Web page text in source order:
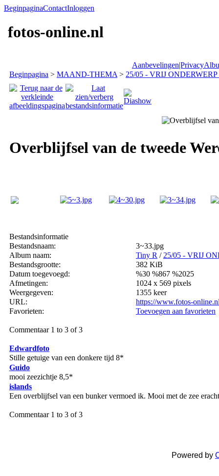
BeginpaginaContactInloggen
fotos-online.nl
Aanbevelingen|Privacy
Beginpagina > MAAND-THEMA > 25/05 - VRIJ ONDERWERP
Overblijfsel van de tweede
Bestandsinformatie
Bestandsnaam:
3~33.jpg
Album naam:
Tiny R / 25/05 - VRIJ
Bestandsgrootte:
382 KiB
Datum toegevoegd:
%30 %867 %2025
Afmetingen:
1024 x 569 pixels
Weergegeven:
1355 keer
URL:
https://www.fotos-
Favorieten:
Toevoegen aan favorieten
Commentaar 1 to 3 of 3
Edwardfoto
Stille getuige van een donkere tijd 8*
Guido
mooi zeezichtje 8,5*
islands
Een overblijfsel van een bunker vermoed ik. Mooi met de zee
Commentaar 1 to 3 of 3
Powered by